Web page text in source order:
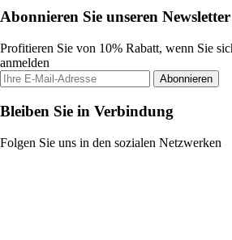
Abonnieren Sie unseren Newsletter
Profitieren Sie von 10% Rabatt, wenn Sie
anmelden
Abonnieren
Bleiben Sie in Verbindung
Folgen Sie uns in den sozialen Netzwerken